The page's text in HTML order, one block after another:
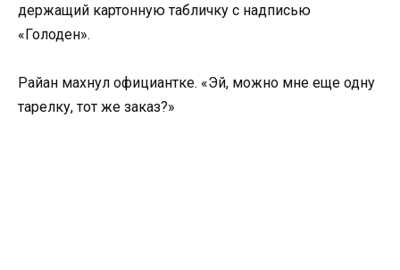
держащий картонную табличку с надписью
«Голоден».
Райан махнул официантке. «Эй, можно мне еще одну
тарелку, тот же заказ?»